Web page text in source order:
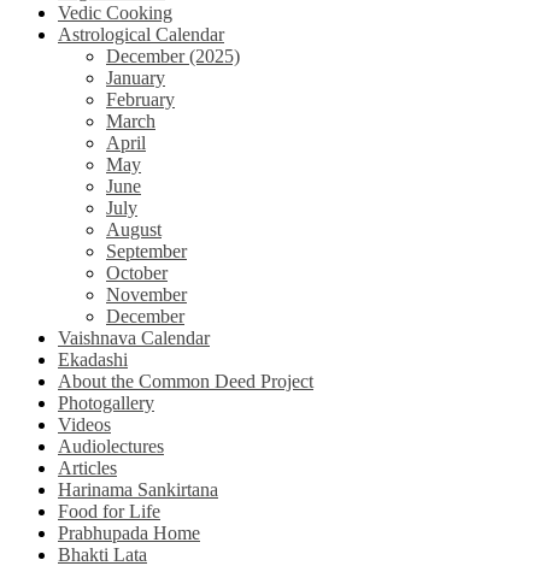
Vedic Cooking
Astrological Calendar
December (2025)
January
February
March
April
May
June
July
August
September
October
November
December
Vaishnava Calendar
Ekadashi
About the Common Deed Project
Photogallery
Videos
Audiolectures
Articles
Harinama Sankirtana
Food for Life
Prabhupada Home
Bhakti Lata